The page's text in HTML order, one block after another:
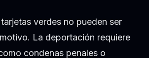
verdes no pueden ser
La deportación requiere
condenas penales o